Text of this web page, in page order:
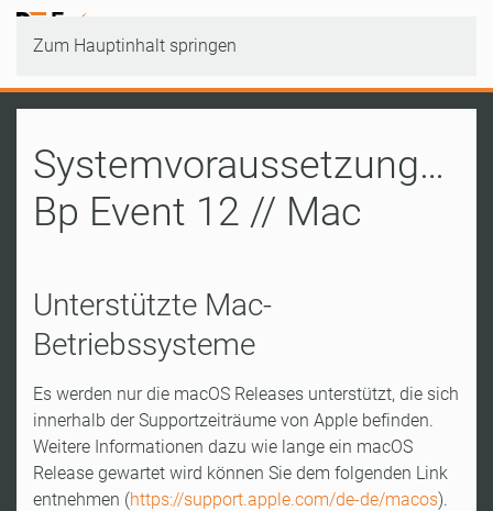
Zum Hauptinhalt springen
Systemvoraussetzungen
Bp Event 12 // Mac
Unterstützte Mac-
Betriebssysteme
Es werden nur die macOS Releases unterstützt, die sich
innerhalb der Supportzeiträume von Apple befinden.
Weitere Informationen dazu wie lange ein macOS
Release gewartet wird können Sie dem folgenden Link
entnehmen (https://support.apple.com/de-de/macos).